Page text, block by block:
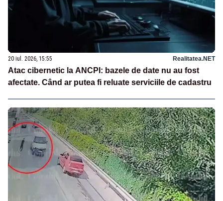
20 iul. 2026, 15:55 Realitatea.NET
Atac cibernetic la ANCPI: bazele de date nu au fost
afectate. Când ar putea fi reluate serviciile de cadastru